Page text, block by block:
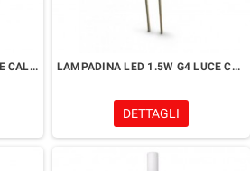
LAMPADINA LED 3W G9 LUCE CALDA 3000K LAMPADINA LED 1.5W G4 LUCE CALDA 3000K
DETTAGLI